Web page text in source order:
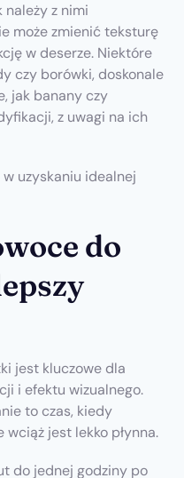
należy z nimi
może zmienić teksturę
w deserze. Niektóre
czy borówki, doskonale
jak banany czy
z uwagi na ich
uzyskaniu idealnej
do
jest kluczowe dla
i efektu wizualnego.
to czas, kiedy
jest lekko płynna.
do jednej godziny po